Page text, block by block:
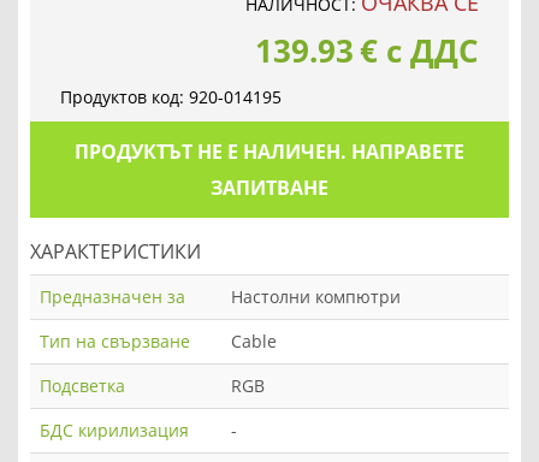
139.93€ с ДДС
Продуктов код: 920-014195
ПРОДУКТЪТ НЕ Е НАЛИЧЕН. НАПРАВЕТЕ
ЗАПИТВАНЕ
ХАРАКТЕРИСТИКИ
Предназначен за
Настолни компютри
Тип на свързване
Cable
Подсветка
RGB
БДС кирилизация
-